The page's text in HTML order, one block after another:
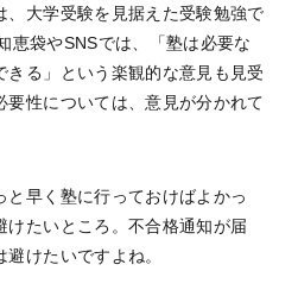
、大学受験を見据えた受験勉強で
恵袋やSNSでは、「塾は必要な
きる」という楽観的な意見も見受
要性については、意見が分かれて
と早く塾に行っておけばよかっ
たいところ。不合格通知が届
けたいですよね。